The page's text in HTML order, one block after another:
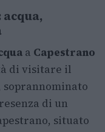
a Capestrano
di visitare il
soprannominato
di un
situato